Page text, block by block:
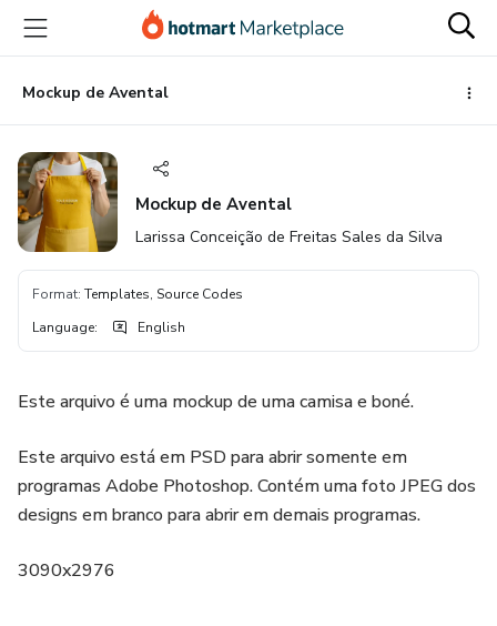
main
content
Mockup de Avental
Mockup de Avental
Larissa Conceição de Freitas Sales da Silva
Format: Templates, Source Codes
Language: English
Este arquivo é uma mockup de uma camisa e boné.
Este arquivo está em PSD para abrir somente em
programas Adobe Photoshop. Contém uma foto JPEG dos
designs em branco para abrir em demais programas.
3090x2976